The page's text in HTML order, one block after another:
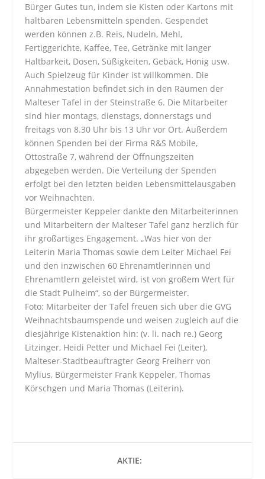
Bürger Gutes tun, indem sie Kisten oder Kartons mit
haltbaren Lebensmitteln spenden. Gespendet
werden können z.B. Reis, Nudeln, Mehl,
Fertiggerichte, Kaffee, Tee, Getränke mit langer
Haltbarkeit, Dosen, Süßigkeiten, Gebäck, Honig usw.
Auch Spielzeug für Kinder ist willkommen. Die
Annahmestation befindet sich in den Räumen der
Malteser Tafel in der Steinstraße 6. Die Mitarbeiter
sind hier montags, dienstags, donnerstags und
freitags von 8.30 Uhr bis 13 Uhr vor Ort. Außerdem
können Spenden bei der Firma R&S Mobile,
Ottostraße 7, während der Öffnungszeiten
abgegeben werden. Die Verteilung der Spenden
erfolgt bei den letzten beiden Lebensmittelausgaben
vor Weihnachten.
Bürgermeister Keppeler dankte den Mitarbeiterinnen
und Mitarbeitern der Malteser Tafel ganz herzlich für
ihr großartiges Engagement. „Was hier von der
Leiterin Maria Thomas sowie dem Leiter Michael Fei
und den inzwischen 60 Ehrenamtlerinnen und
Ehrenamtlern geleistet wird, ist von großem Wert für
die Stadt Pulheim“, so der Bürgermeister.
Foto: Mitarbeiter der Tafel freuen sich über die GVG
Weihnachtsbaumspende und weisen zugleich auf die
diesjährige Kistenaktion hin: (v. li. nach re.) Georg
Litzinger, Heidi Petter und Michael Fei (Leiter),
Malteser-Stadtbeauftragter Georg Freiherr von
Mylius, Bürgermeister Frank Keppeler, Thomas
Körschgen und Maria Thomas (Leiterin).
AKTIE: